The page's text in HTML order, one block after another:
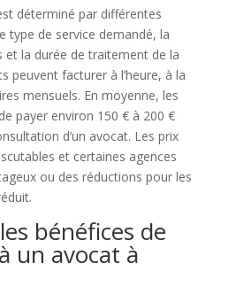
déterminé par différentes
type de service demandé, la
et la durée de traitement de la
peuvent facturer à l’heure, à la
mensuels. En moyenne, les
payer environ 150 € à 200 €
d’un avocat. Les prix
et certaines agences
ou des réductions pour les
bénéfices de
un avocat à